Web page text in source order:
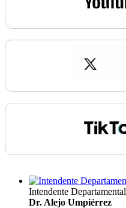
Intendente Departamental
Dr. Alejo Umpiérrez